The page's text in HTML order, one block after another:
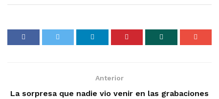
Anterior
La sorpresa que nadie vio venir en las grabaciones